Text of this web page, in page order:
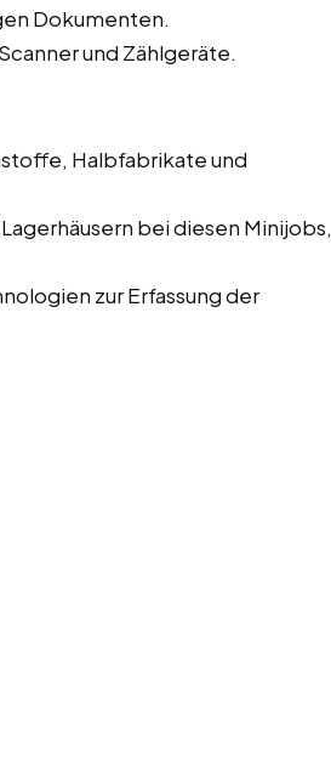
Dokumenten.
und Zählgeräte.
Halbfabrikate und
bei diesen Minijobs,
zur Erfassung der